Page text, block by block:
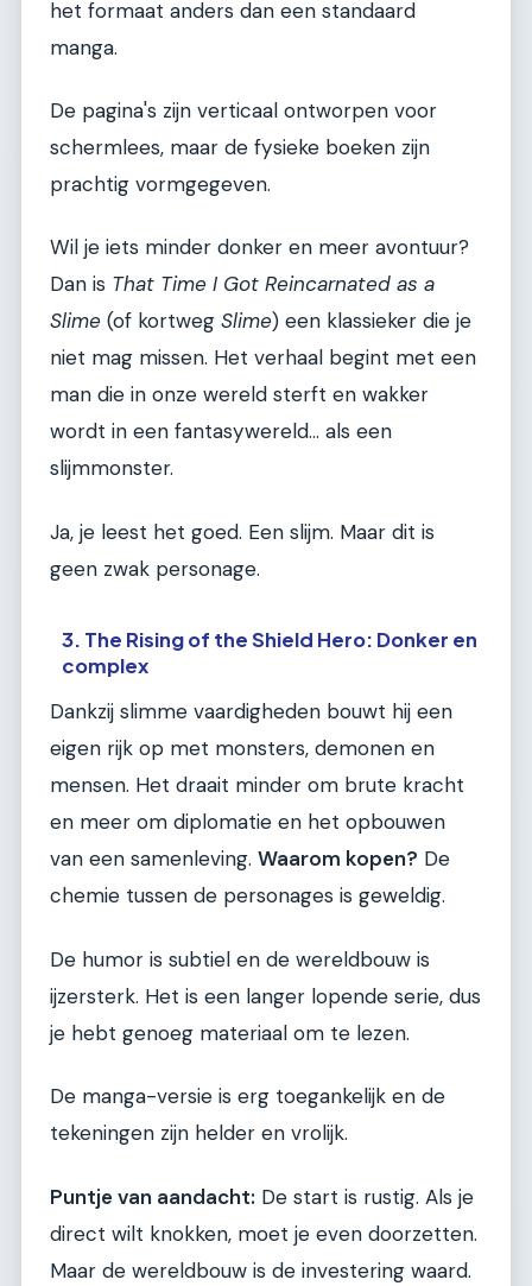
het formaat anders dan een standaard
manga.
De pagina's zijn verticaal ontworpen voor
schermlees, maar de fysieke boeken zijn
prachtig vormgegeven.
Wil je iets minder donker en meer avontuur?
Dan is That Time I Got Reincarnated as a
Slime (of kortweg Slime) een klassieker die je
niet mag missen. Het verhaal begint met een
man die in onze wereld sterft en wakker
wordt in een fantasywereld... als een
slijmmonster.
Ja, je leest het goed. Een slijm. Maar dit is
geen zwak personage.
3. The Rising of the Shield Hero: Donker en
complex
Dankzij slimme vaardigheden bouwt hij een
eigen rijk op met monsters, demonen en
mensen. Het draait minder om brute kracht
en meer om diplomatie en het opbouwen
van een samenleving. Waarom kopen? De
chemie tussen de personages is geweldig.
De humor is subtiel en de wereldbouw is
ijzersterk. Het is een langer lopende serie, dus
je hebt genoeg materiaal om te lezen.
De manga-versie is erg toegankelijk en de
tekeningen zijn helder en vrolijk.
Puntje van aandacht: De start is rustig. Als je
direct wilt knokken, moet je even doorzetten.
Maar de wereldbouw is de investering waard.